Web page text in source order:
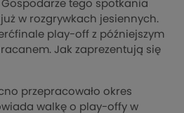
tego spotkania
w rozgrywkach jesiennych.
play-off z późniejszym
Jak zaprezentują się
przepracowało okres
walkę o play-offy w